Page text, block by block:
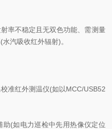
不稳定且无双色功能、需测量
汽吸收红外辐射)。
红外测温仪(如以MCC/USB52
(如电力巡检中先用热像仪定位